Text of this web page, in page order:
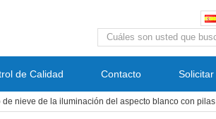
de Calidad Contacto
nieve de la iluminación del aspecto blanco con